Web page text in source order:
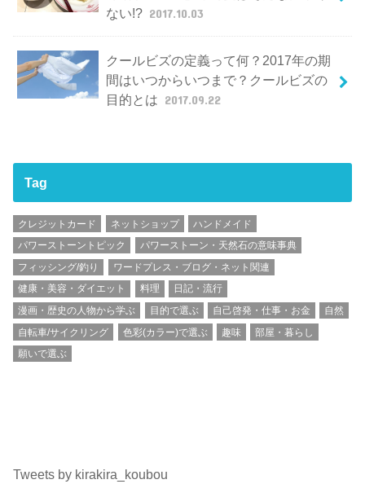
ない!? 2017.10.03
クールビズの定義って何？2017年の期
間はいつからいつまで？クールビズの
目的とは 2017.09.22
Tag
クレジットカード ネットショップ
ハンドメイド
パワーストーントピック
パワーストーン・天然石の意味事典
フィッシング/釣り
ワードプレス・ブログ・ネット関連
健康・美容・ダイエット
料理
日記・流行
漫画・歴史の人物から学ぶ
目的で選ぶ 自己啓発・仕事・お金
自然
自転車/サイクリング
色彩(カラー)で選ぶ 趣味
部屋・暮らし
願いで選ぶ
Tweets by kirakira_koubou